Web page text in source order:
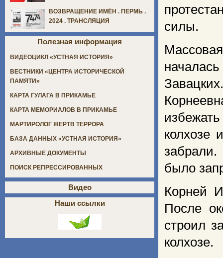
силы.
колхозе
было
Корней
После
строил
колхозе.
ВОЗВРАЩЕНИЕ ИМЁН . ПЕРМЬ .
2024 . ТРАНСЛЯЦИЯ
Полезная информация
ВИДЕОЦИКЛ «УСТНАЯ ИСТОРИЯ»
ВЕСТНИКИ «ЦЕНТРА ИСТОРИЧЕСКОЙ
ПАМЯТИ»
КАРТА ГУЛАГА В ПРИКАМЬЕ
КАРТА МЕМОРИАЛОВ В ПРИКАМЬЕ
МАРТИРОЛОГ ЖЕРТВ ТЕРРОРА
БАЗА ДАННЫХ «УСТНАЯ ИСТОРИЯ»
АРХИВНЫЕ ДОКУМЕНТЫ
ПОИСК РЕПРЕССИРОВАННЫХ
Видео
Наши ссылки